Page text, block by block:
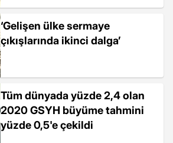
‘Gelişen ülke sermaye
çıkışlarında ikinci dalga’
Tüm dünyada yüzde 2,4 olan
2020 GSYH büyüme tahmini
yüzde 0,5'e çekildi